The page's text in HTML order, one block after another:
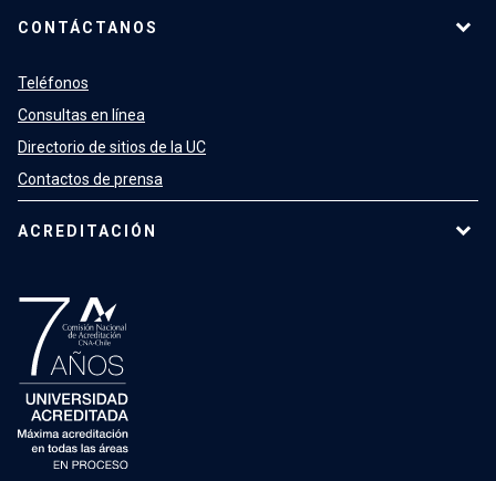
CONTÁCTANOS
Teléfonos
Consultas en línea
Directorio de sitios de la UC
Contactos de prensa
ACREDITACIÓN